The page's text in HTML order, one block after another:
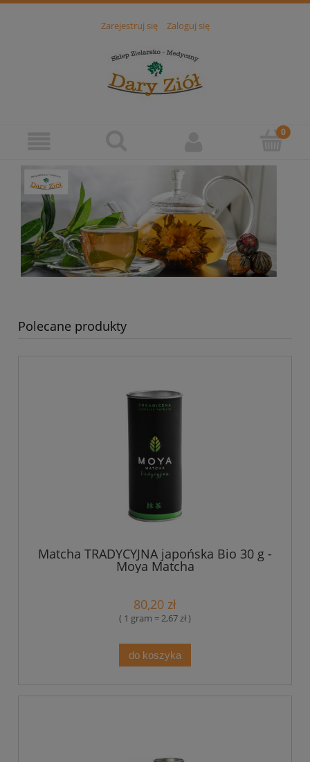
Zarejestruj się Zaloguj się
Polecane produkty
Matcha TRADYCYJNA japońska Bio 30 g -
Moya Matcha
80,20 zł
( 1 gram = 2,67 zł )
do koszyka